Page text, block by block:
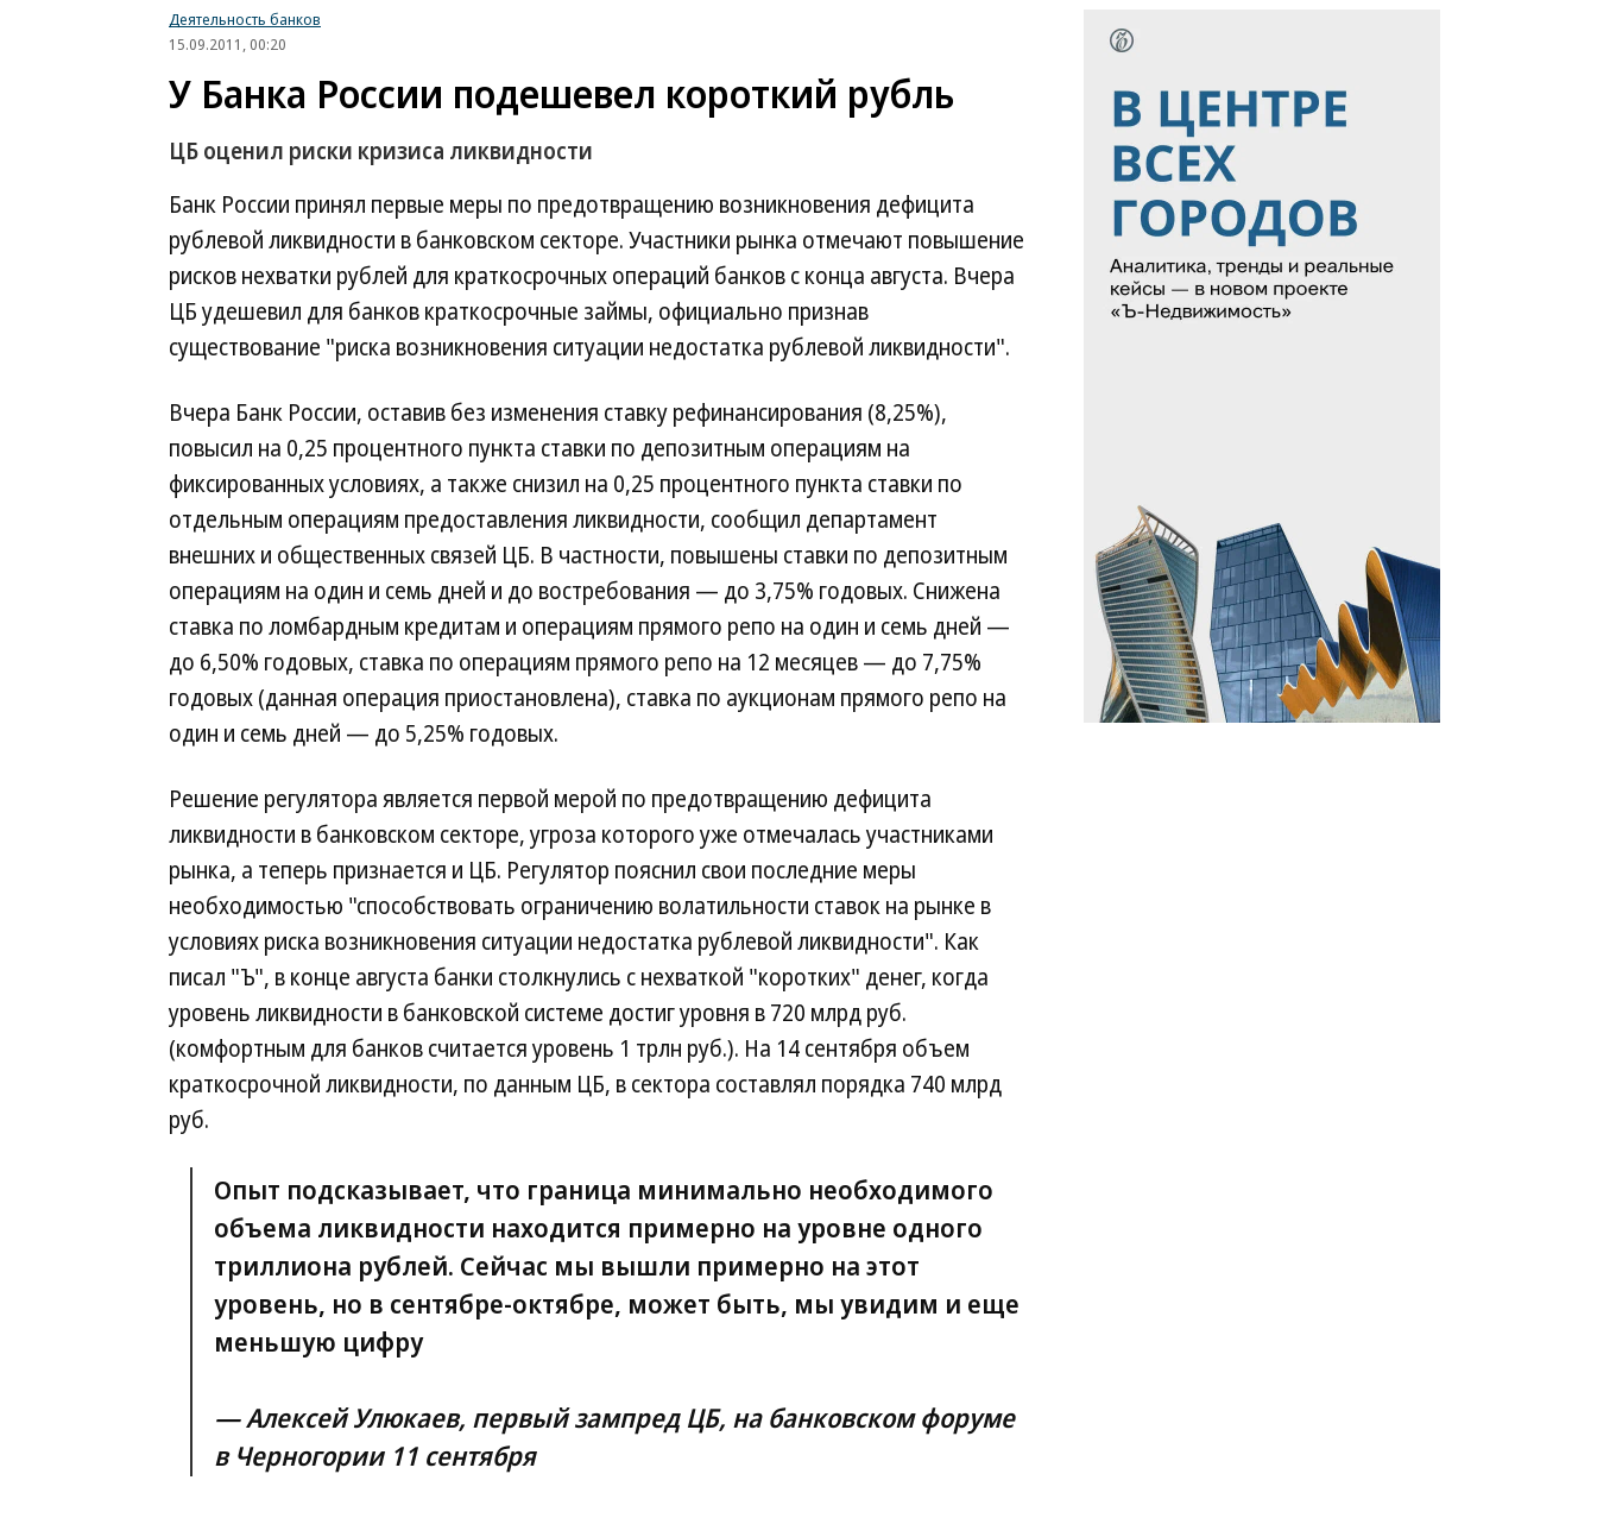
Деятельность банков
15.09.2011, 00:20
У Банка России подешевел короткий рубль
ЦБ оценил риски кризиса ликвидности
Банк России принял первые меры по предотвращению возникновения дефицита
рублевой ликвидности в банковском секторе. Участники рынка отмечают повышение
рисков нехватки рублей для краткосрочных операций банков с конца августа. Вчера
ЦБ удешевил для банков краткосрочные займы, официально признав
существование "риска возникновения ситуации недостатка рублевой ликвидности".
Вчера Банк России, оставив без изменения ставку рефинансирования (8,25%),
повысил на 0,25 процентного пункта ставки по депозитным операциям на
фиксированных условиях, а также снизил на 0,25 процентного пункта ставки по
отдельным операциям предоставления ликвидности, сообщил департамент
внешних и общественных связей ЦБ. В частности, повышены ставки по депозитным
операциям на один и семь дней и до востребования — до 3,75% годовых. Снижена
ставка по ломбардным кредитам и операциям прямого репо на один и семь дней —
до 6,50% годовых, ставка по операциям прямого репо на 12 месяцев — до 7,75%
годовых (данная операция приостановлена), ставка по аукционам прямого репо на
один и семь дней — до 5,25% годовых.
Решение регулятора является первой мерой по предотвращению дефицита
ликвидности в банковском секторе, угроза которого уже отмечалась участниками
рынка, а теперь признается и ЦБ. Регулятор пояснил свои последние меры
необходимостью "способствовать ограничению волатильности ставок на рынке в
условиях риска возникновения ситуации недостатка рублевой ликвидности". Как
писал "Ъ", в конце августа банки столкнулись с нехваткой "коротких" денег, когда
уровень ликвидности в банковской системе достиг уровня в 720 млрд руб.
(комфортным для банков считается уровень 1 трлн руб.). На 14 сентября объем
краткосрочной ликвидности, по данным ЦБ, в сектора составлял порядка 740 млрд
руб.
Опыт подсказывает, что граница минимально необходимого
объема ликвидности находится примерно на уровне одного
триллиона рублей. Сейчас мы вышли примерно на этот
уровень, но в сентябре-октябре, может быть, мы увидим и еще
меньшую цифру
— Алексей Улюкаев, первый зампред ЦБ, на банковском форуме
в Черногории 11 сентября